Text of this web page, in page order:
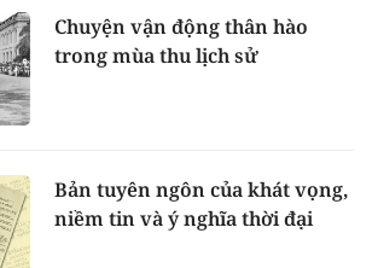
Chuyện vận động thân hào
trong mùa thu lịch sử
Bản tuyên ngôn của khát vọng,
niềm tin và ý nghĩa thời đại